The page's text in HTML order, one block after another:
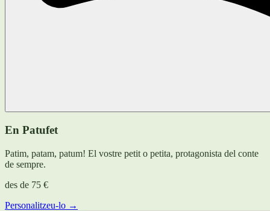
En Patufet
Patim, patam, patum! El vostre petit o petita, protagonista del conte
de sempre.
des de 75 €
Personalitzeu-lo →